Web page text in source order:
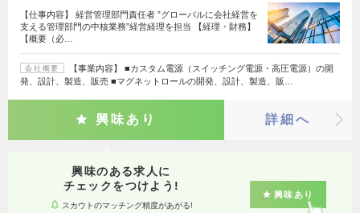
【仕事内容】 経営管理部門責任者 ”グローバルに会社経営を
支える管理部門の中核業務”経営経理を担当 【経理・財務】
【概要（必…
会社概要
【事業内容】 ■カスタム電源（スイッチング電源・高圧電源）の開
発、設計、製造、販売 ■マグネットロールの開発、設計、製造、販…
興味あり 詳細へ
興味のある求人に
チェックをつけよう!
スカウトのマッチング精度があがる!
興味あり